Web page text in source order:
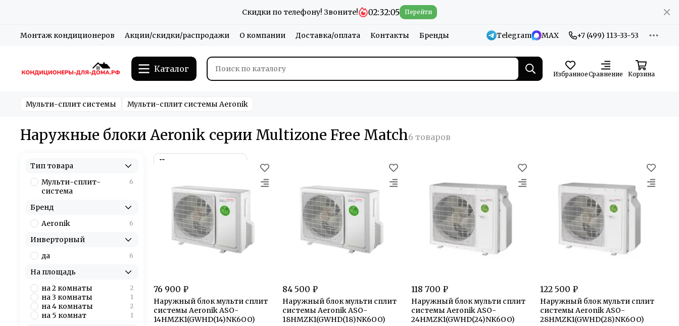
Скидки по телефону! Звоните! 02:32:03 Перейти
Монтаж кондиционеров Акции/скидки/распродажи О компании Доставка/оплата Контакты Бренды Telegram MAX +7 (499) 113-33-53
Каталог
ИзбранноеСравнение Корзина
Мульти-сплит системы Мульти-сплит системы Aeronik
Наружные блоки Aeronik серии Multizone Free Match
76 900 ₽
Наружный блок мульти сплит
системы Aeronik ASO-
14HMZK1(GWHD(14)NK6OO)
84 500 ₽
Наружный блок мульти сплит
системы Aeronik ASO-
18HMZK1(GWHD(18)NK6OO)
118 700 ₽
Наружный блок мульти сплит
системы Aeronik ASO-
24HMZK1(GWHD(24)NK6OO)
122 500 ₽
Наружный блок мульти сплит
системы Aeronik ASO-
28HMZK1(GWHD(28)NK6OO)
Тип товара
Мульти-сплит-
система
6
Бренд
Aeronik
6
Инверторный
да
6
На площадь
на 2 комнаты
2
на 3 комнаты 1
на 4 комнаты 2
на 5 комнат 1